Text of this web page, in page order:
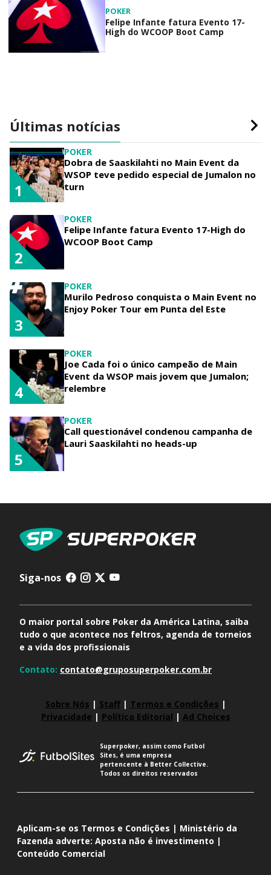
POKER
Felipe Infante fatura Evento 17-
High do WCOOP Boot Camp
Últimas notícias
POKER
Dobra de Saaskilahti no Main Event da
WSOP teve pedido especial de Jumalon no
turn
1
POKER
Felipe Infante fatura Evento 17-High do
WCOOP Boot Camp
2
POKER
Murilo Pedroso conquista o Main Event no
Enjoy Poker Tour em Punta del Este
3
POKER
Joe Cada foi o único campeão de Main
Event da WSOP mais jovem que Jumalon;
relembre
4
POKER
Call questionável condenou campanha de
Lauri Saaskilahti no heads-up
5
Siga-nos
O maior portal sobre Poker da América Latina, saiba
tudo o que acontece nos feltros, agenda de torneios
e a vida dos profissionais
Contato: contato@gruposuperpoker.com.br
Sobre Nós | Staff| Termos e Condições |
Privacidade | Política Editorial | Ad Choices
Superpoker, assim como Futbol
Sites, é uma empresa
pertencente à Better Collective.
Todos os direitos reservados
Aplicam-se os Termos e Condições | Ministério da
Fazenda adverte: Aposta não é investimento |
Conteúdo Comercial